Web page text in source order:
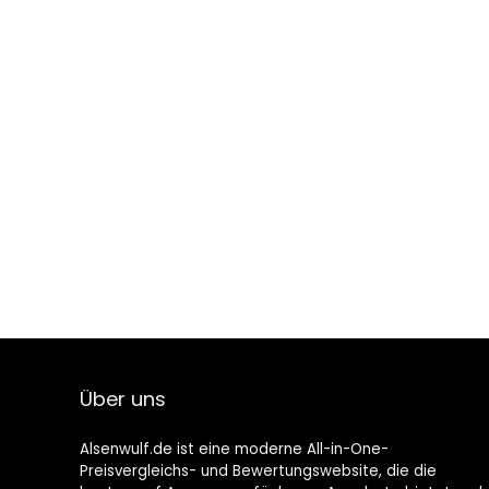
Über uns
Alsenwulf.de ist eine moderne All-in-One-
Preisvergleichs- und Bewertungswebsite, die die